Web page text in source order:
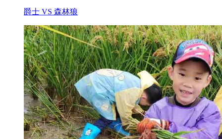
爵士 VS 森林狼